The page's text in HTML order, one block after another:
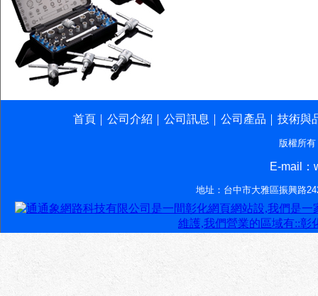
首頁 公司介紹 公司訊息 公司產品 技術與
版權所
E-mail：
地址：台中市大雅區振興路